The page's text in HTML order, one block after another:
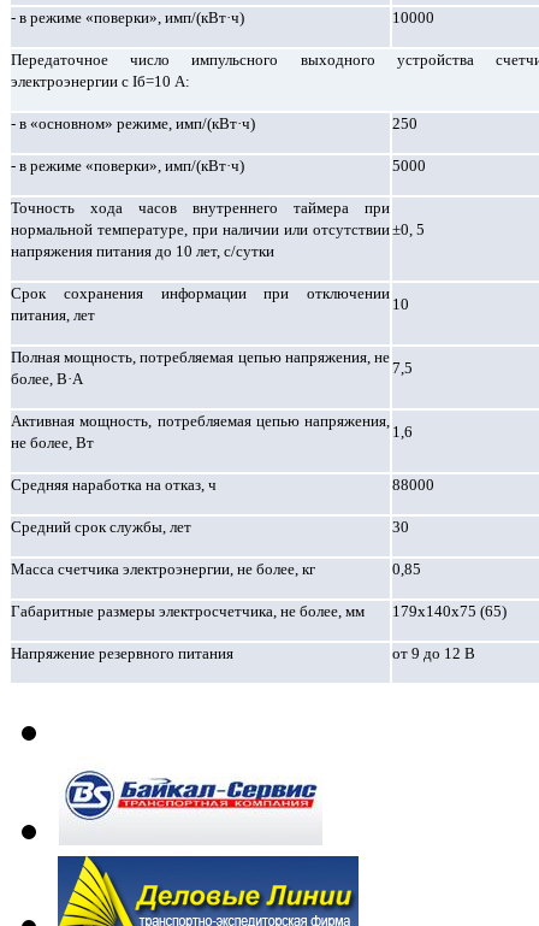
- в режиме «поверки», имп/(кВт·ч) 10000
Передаточное число импульсного выходного устройства
электроэнергии с Iб=10 А:
- в «основном» режиме, имп/(кВт·ч) 250
- в режиме «поверки», имп/(кВт·ч) 5000
Точность хода часов внутреннего таймера при
нормальной температуре, при наличии или отсутствии
напряжения питания до 10 лет, с/сутки
±0, 5
Срок сохранения информации при отключении
питания, лет
10
Полная мощность, потребляемая цепью напряжения, не
более, В·А
7,5
Активная мощность, потребляемая цепью напряжения,
не более, Вт
1,6
Средняя наработка на отказ, ч 88000
Средний срок службы, лет 30
Масса счетчика электроэнергии, не более, кг 0,85
Габаритные размеры электросчетчика, не более, мм 179х140х75 (65)
Напряжение резервного питания от 9 до 12 В